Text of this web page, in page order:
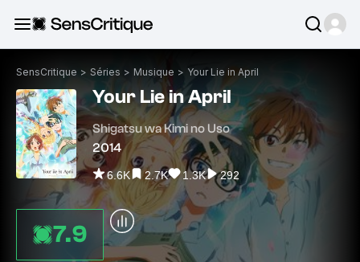
SensCritique > Séries > Musique > Your Lie in April
Your Lie in April
Shigatsu wa Kimi no Uso
2014
6.6K 2.7K 1.3K 292
7.9